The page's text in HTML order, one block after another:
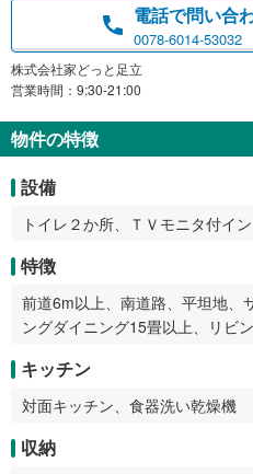
電話で問い合
0078-6014-53032
株式会社家どっと足立
営業時間：9:30-21:00
物件の特徴
設備
トイレ２か所、ＴＶモニタ付イ
特徴
前道6m以上、南道路、平坦地、
ングダイニング15畳以上、リビ
キッチン
対面キッチン、食器洗い乾燥機
収納